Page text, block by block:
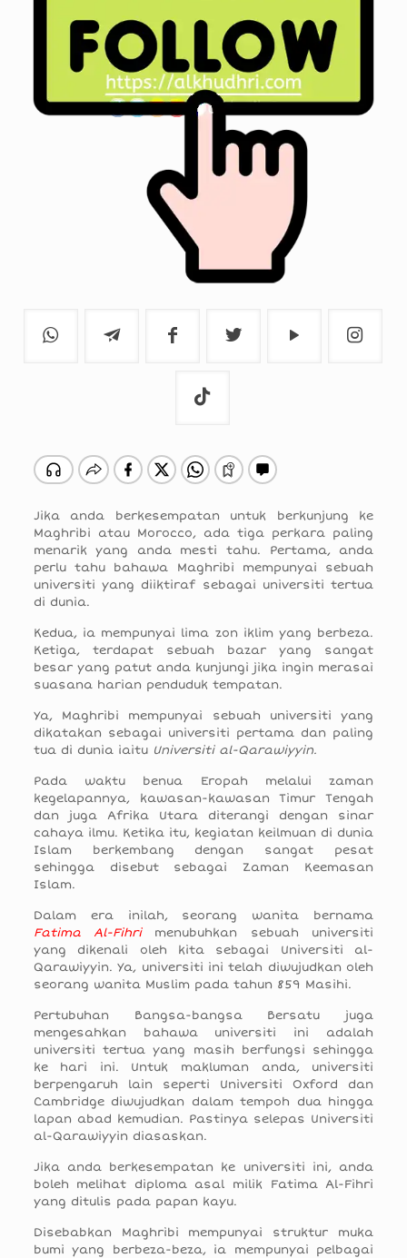
Jika anda berkesempatan untuk berkunjung ke
Maghribi atau Morocco, ada tiga perkara paling
menarik yang anda mesti tahu. Pertama, anda
perlu tahu bahawa Maghribi mempunyai sebuah
universiti yang diiktiraf sebagai universiti tertua
di dunia.
Kedua, ia mempunyai lima zon iklim yang berbeza.
Ketiga, terdapat sebuah bazar yang sangat
besar yang patut anda kunjungi jika ingin merasai
suasana harian penduduk tempatan.
Ya, Maghribi mempunyai sebuah universiti yang
dikatakan sebagai universiti pertama dan paling
tua di dunia iaitu Universiti al-Qarawiyyin.
Pada waktu benua Eropah melalui zaman
kegelapannya, kawasan-kawasan Timur Tengah
dan juga Afrika Utara diterangi dengan sinar
cahaya ilmu. Ketika itu, kegiatan keilmuan di dunia
Islam berkembang dengan sangat pesat
sehingga disebut sebagai Zaman Keemasan
Islam.
Dalam era inilah, seorang wanita bernama
Fatima Al-Fihrimenubuhkan sebuah universiti
yang dikenali oleh kita sebagai Universiti al-
Qarawiyyin. Ya, universiti ini telah diwujudkan oleh
seorang wanita Muslim pada tahun 859 Masihi.
Pertubuhan Bangsa-bangsa Bersatu juga
mengesahkan bahawa universiti ini adalah
universiti tertua yang masih berfungsi sehingga
ke hari ini. Untuk makluman anda, universiti
berpengaruh lain seperti Universiti Oxford dan
Cambridge diwujudkan dalam tempoh dua hingga
lapan abad kemudian. Pastinya selepas Universiti
al-Qarawiyyin diasaskan.
Jika anda berkesempatan ke universiti ini, anda
boleh melihat diploma asal milik Fatima Al-Fihri
yang ditulis pada papan kayu.
Disebabkan Maghribi mempunyai struktur muka
bumi yang berbeza-beza, ia mempunyai pelbagai